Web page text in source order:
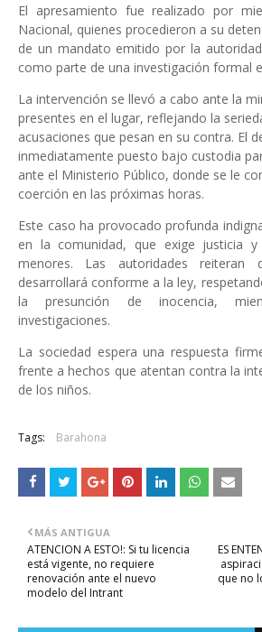
El apresamiento fue realizado por
Nacional, quienes procedieron a su
de un mandato emitido por la
como parte de una investigación formal
La intervención se llevó a cabo ante la
presentes en el lugar, reflejando la
acusaciones que pesan en su contra. El
inmediatamente puesto bajo custodia
ante el Ministerio Público, donde se le
coerción en las próximas horas.
Este caso ha provocado profunda
en la comunidad, que exige justicia
menores. Las autoridades
desarrollará conforme a la ley,
la presunción de inocencia,
investigaciones.
La sociedad espera una respuesta
frente a hechos que atentan contra la
de los niños.
Tags: Barahona
ES
que no
MÁS ANTIGUA
ATENCION A ESTO!: Si tu licencia
está vigente, no requiere
renovación ante el nuevo
modelo del Intrant